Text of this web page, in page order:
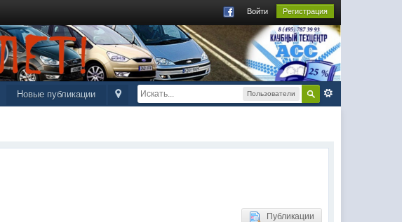
Войти Регистрация
Пользователи
Новые публикации
Публикации